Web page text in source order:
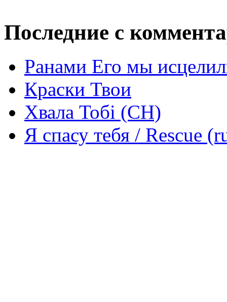
Последние с
Ранами Его мы
Краски Твои
Хвала Тобі (СН)
Я спасу тебя / Rescue